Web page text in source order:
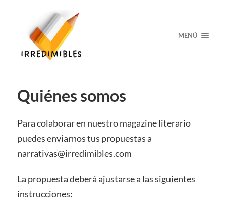
MENÚ
Quiénes somos
Para colaborar en nuestro magazine literario
puedes enviarnos tus propuestas a
narrativas@irredimibles.com
La propuesta deberá ajustarse a las siguientes
instrucciones: